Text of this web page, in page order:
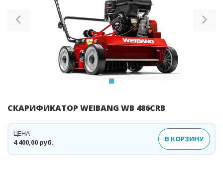
СКАРИФИКАТОР WEIBANG WB 486CRB
4 400,00 руб.
ЦЕНА
В КОРЗИНУ